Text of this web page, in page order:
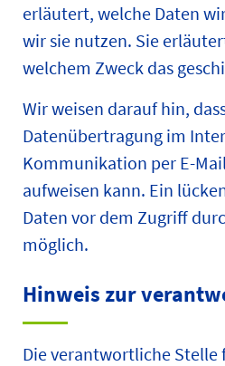
erläutert, welche Daten
wir sie nutzen. Sie
welchem Zweck das
Wir weisen darauf hin,
Datenübertragung im
Kommunikation per E-
aufweisen kann. Ein
Daten vor dem Zugriff
möglich.
Hinweis zur
Die verantwortliche Stelle